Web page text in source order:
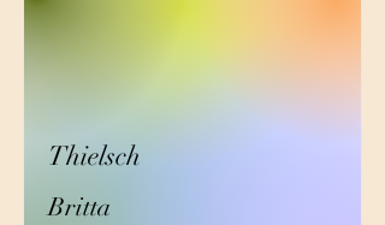
Thielsch
Britta